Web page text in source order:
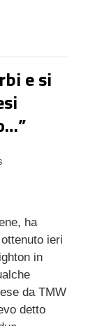
e si
ha
ieri
in
da TMW
detto